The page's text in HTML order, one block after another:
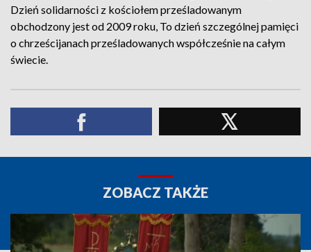
Dzień solidarności z kościołem prześladowanym
obchodzony jest od 2009 roku, To dzień szczególnej pamięci
o chrześcijanach prześladowanych współcześnie na całym
świecie.
ZOBACZ TAKŻE